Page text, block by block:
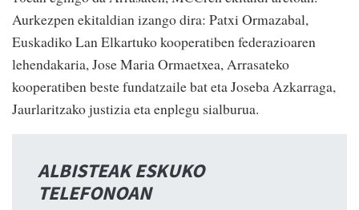
Aurkezpen ekitaldian izango dira: Patxi Ormazabal,
Euskadiko Lan Elkartuko kooperatiben federazioaren
lehendakaria, Jose Maria Ormaetxea, Arrasateko
kooperatiben beste fundatzaile bat eta Joseba Azkarraga,
Jaurlaritzako justizia eta enplegu sialburua.
ALBISTEAK ESKUKO
TELEFONOAN